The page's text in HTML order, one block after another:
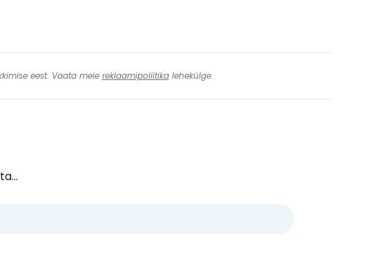
eest. Vaata meie reklaamipoliitikalehekülge.